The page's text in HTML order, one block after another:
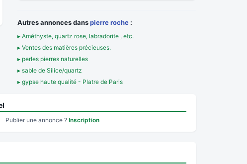
Autres annonces danspierre roche :
▸ Améthyste, quartz rose, labradorite , etc.
▸ Ventes des matières précieuses.
▸ perles pierres naturelles
▸ sable de Silice/quartz
▸ gypse haute qualité - Platre de Paris
Publier une annonce ? Inscription